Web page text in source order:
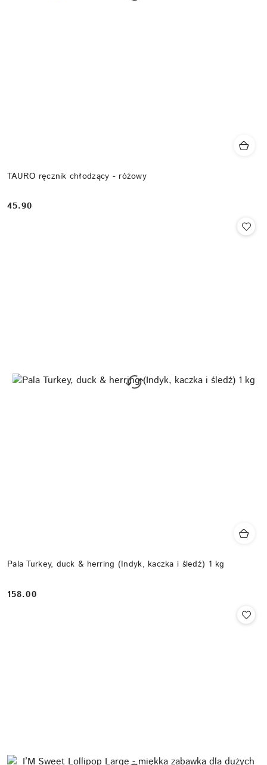
TAURO ręcznik chłodzący - różowy
Cena:
45.90
Pala Turkey, duck & herring (Indyk, kaczka i śledź) 1 kg
Cena:
158.00